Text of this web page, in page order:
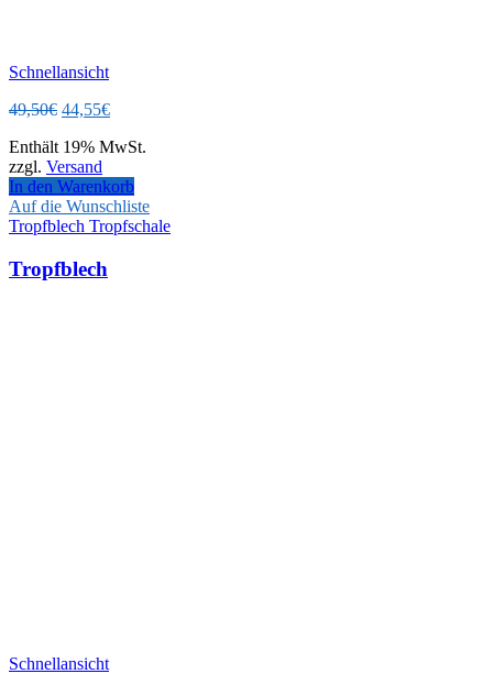
Schnellansicht
49,50€ Ursprünglicher
war:
49,50€
44,55€Aktueller
ist:
Enthält 19% MwSt.
zzgl. Versand
In den Warenkorb
Auf die Wunschliste
Tropfblech Tropfschale
Tropfblech
Schnellansicht